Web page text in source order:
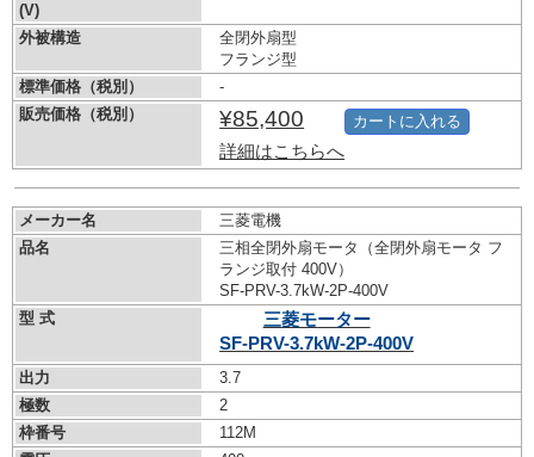
(V)
外被構造
全閉外扇型
フランジ型
標準価格（税別）
-
販売価格（税別）
¥85,400
詳細はこちらへ
カートに入れる
メーカー名
三菱電機
品名
三相全閉外扇モータ（全閉外扇モータ フ
ランジ取付 400V）
SF-PRV-3.7kW-2P-400V
型 式
三菱モーター
SF-PRV-3.7kW-2P-400V
出力
3.7
極数
2
枠番号
112M